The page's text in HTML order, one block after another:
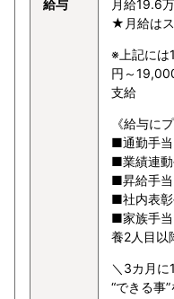
給与
月給19.6
★月給は
※上記には
円～
支給
《給与に
■通勤手当
■業績連動
■昇給手当
■社内表彰
■家族手
養2人目以
＼3カ月に
“できる事